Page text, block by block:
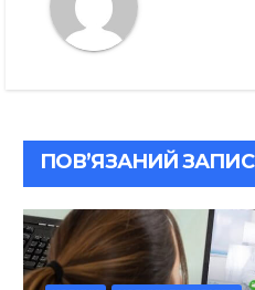
ПОВ’ЯЗАНИЙ ЗАПИС